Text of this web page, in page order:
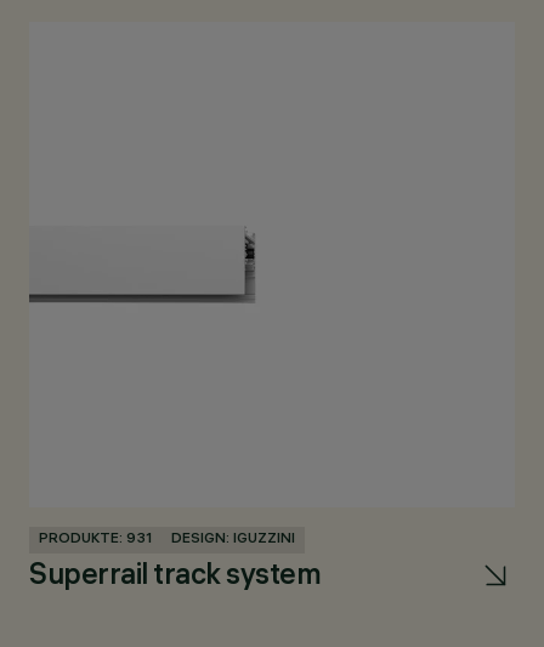
PRODUKTE: 931 DESIGN: IGUZZINI
Superrail track system